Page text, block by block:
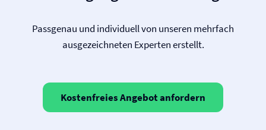
Passgenau und individuell von unseren mehrfach
ausgezeichneten Experten erstellt.
Kostenfreies Angebot anfordern